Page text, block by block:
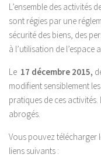
Promouvoir
Immobilier
Inspections –
Bâtiment
Urbanisme
Architectes
Visites virtuelles
L’ensemble des activités
sont régies par une
sécurité des biens, des
à l’utilisation de l’espace
Le 17 décembre 2015,
modifient sensiblement
pratiques de ces
abrogés.
Vous pouvez télécharger
liens suivants :